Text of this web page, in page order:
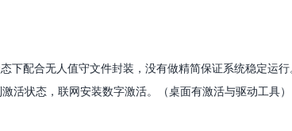
配合无人值守文件封装，没有做精简保证系统稳定运行
活状态，联网安装数字激活。（桌面有激活与驱动工具）